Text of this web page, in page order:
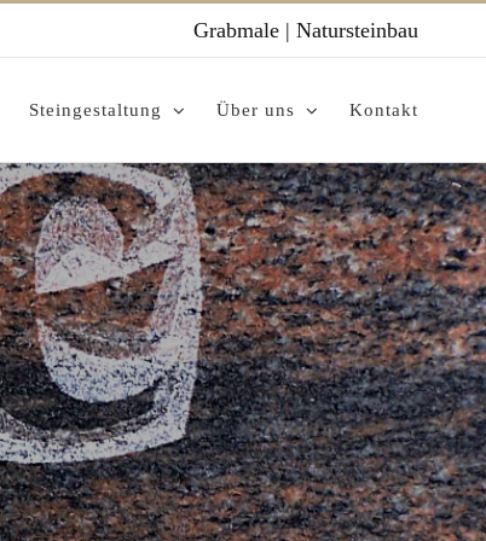
Grabmale |Natursteinbau
Steingestaltung Über uns Kontakt